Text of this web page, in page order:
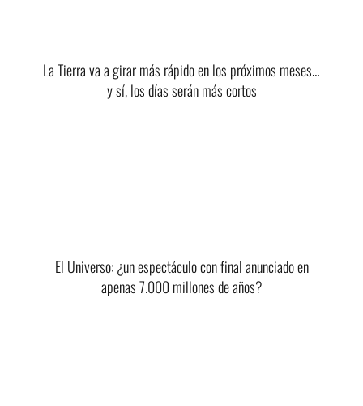
La Tierra va a girar más rápido en los próximos meses…
y sí, los días serán más cortos
El Universo: ¿un espectáculo con final anunciado en
apenas 7.000 millones de años?